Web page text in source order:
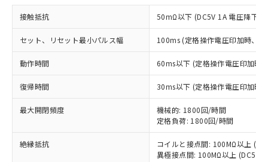
接触抵抗 50mΩ以下 (DC5V 1A 電圧降下法)
セット、リセット最小パルス幅 100ms (定格操作電圧印加時、
動作時間 60ms以下 (定格操作電圧印加時
復帰時間 30ms以下 (定格操作電圧印加時
最大開閉頻度
機械的: 1800回/時間
定格負荷: 1800回/時間
絶縁抵抗
コイルと接点間: 100MΩ以上
異極接点間: 100MΩ以上
以下の条件をお読みいただき、同意のうえ
ご利用ください。
本サービスは、当社制御機器事業取扱
商品の当社在庫状況および標準価格
(税抜)を提供させていただくもので
当社制御機器事業取扱商品の中には、
本サービスの対象外となる商品もある
在庫状況および標準価格照会結果は、
商品です。
対応予定なし：EU RoHS指令（10物質）の
非含有に非対応の商品で、対応品を出す予
定はありません。
調査・確認中：EU RoHS指令（10物質）の
非含有の対応状況を調査中または確認中の
商品です。
非該当品：ライセンス料など無形物で、有
害物質有無と関係のない商品です。
仕入先様の事情により、非含有部品として
いたものが、含有品と判明した場合などや
むを得ず変更することがあります。
※1 中国RoHS○×表
「○」：最大均質材料含有率が中国RoHSの
基準値以下であることを示します。
「×」：最大均質材料含有率が中国RoHSの
基準値を超えていることを示します。
「－」：未確認です。当社販売部門へお問
当社は、これら貴社製品のうち、外国
為替および外国貿易法に定める商品